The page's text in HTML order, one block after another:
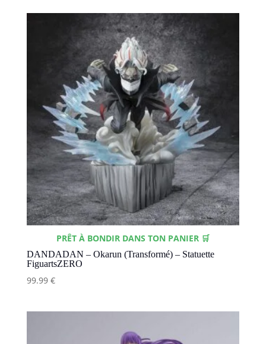
PRÊT À BONDIR DANS TON PANIER 🛒
DANDADAN – Okarun (Transformé) – Statuette
FiguartsZERO
99.99 €